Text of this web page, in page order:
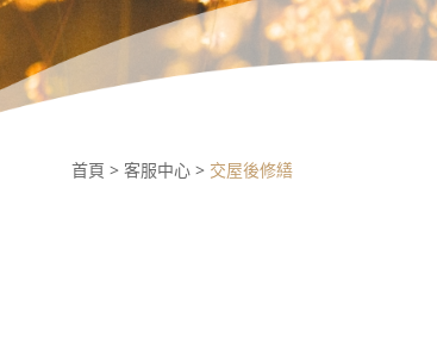
首頁 客服中心 交屋後修繕